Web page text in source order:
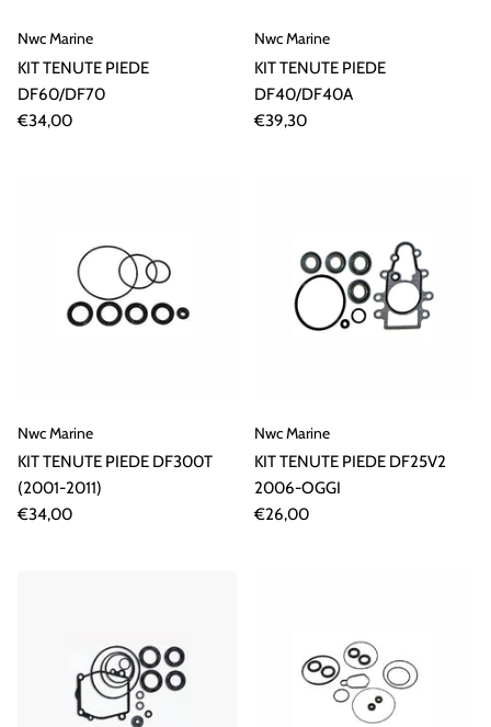
Nwc Marine
KIT TENUTE PIEDE
DF60/DF70
€34,00
Nwc Marine
KIT TENUTE PIEDE
DF40/DF40A
€39,30
Nwc Marine
KIT TENUTE PIEDE DF300T
(2001-2011)
€34,00
Nwc Marine
KIT TENUTE PIEDE DF25V2
2006-OGGI
€26,00